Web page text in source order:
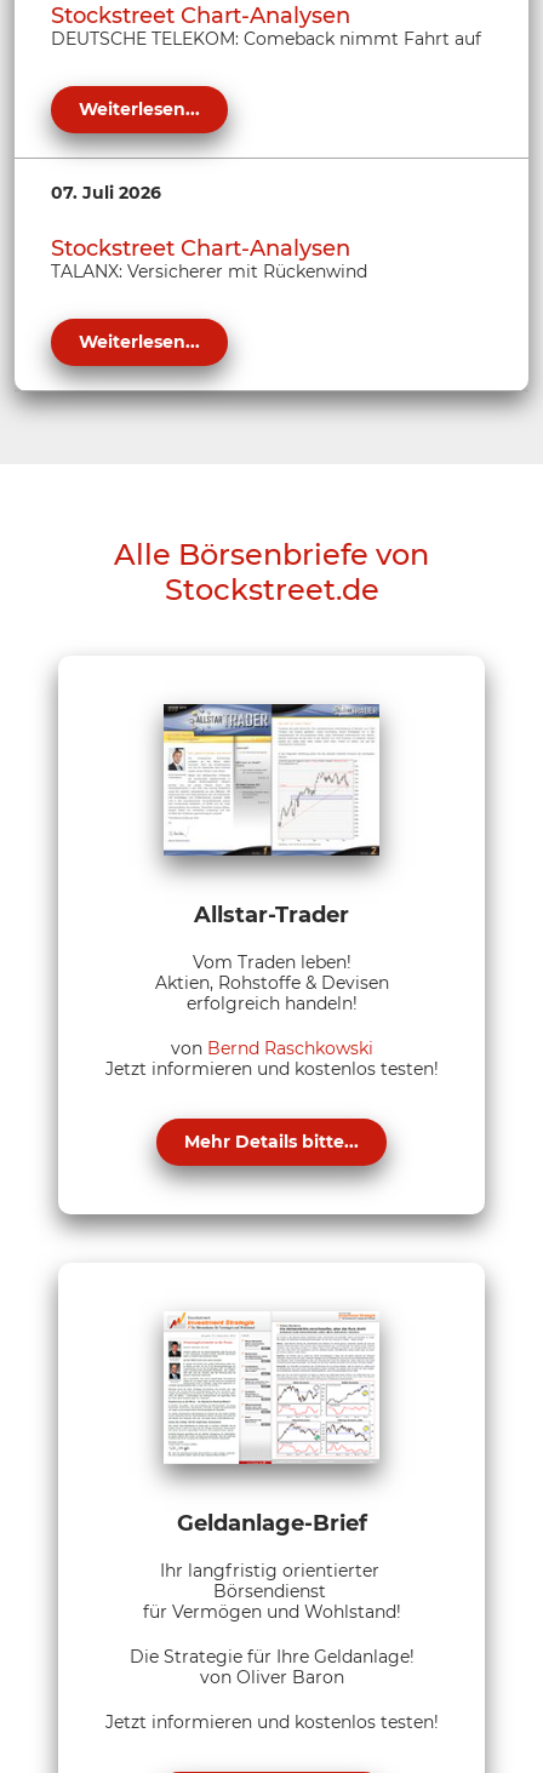
Stockstreet Chart-Analysen
DEUTSCHE TELEKOM: Comeback nimmt Fahrt auf
Weiterlesen...
07. Juli 2026
Stockstreet Chart-Analysen
TALANX: Versicherer mit Rückenwind
Weiterlesen...
Alle Börsenbriefe von
Stockstreet.de
Allstar-Trader
Vom Traden leben!
Aktien, Rohstoffe & Devisen
erfolgreich handeln!
von Bernd Raschkowski
Jetzt informieren und kostenlos testen!
Mehr Details bitte...
Geldanlage-Brief
Ihr langfristig orientierter
Börsendienst
für Vermögen und Wohlstand!
Die Strategie für Ihre Geldanlage!
von Oliver Baron
Jetzt informieren und kostenlos testen!